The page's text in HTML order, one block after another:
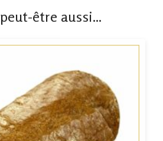
peut-être aussi...